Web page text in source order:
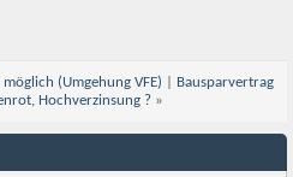
(Umgehung VFE)
Bausparvertrag
Hochverzinsung ? »